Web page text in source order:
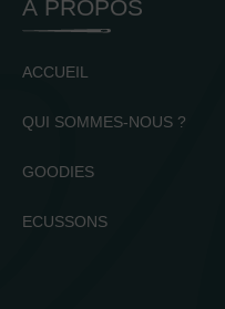
À PROPOS
ACCUEIL
QUI SOMMES-NOUS ?
GOODIES
ECUSSONS